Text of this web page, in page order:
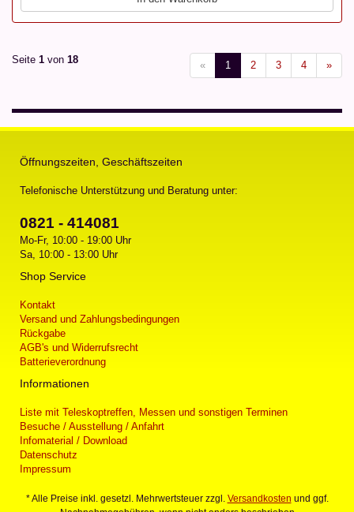
Seite 1 von 18 « 1 2 3 4 »
Öffnungszeiten, Geschäftszeiten
Telefonische Unterstützung und Beratung unter:
0821 - 414081
Mo-Fr, 10:00 - 19:00 Uhr
Sa, 10:00 - 13:00 Uhr
Shop Service
Kontakt
Versand und Zahlungsbedingungen
Rückgabe
AGB's und Widerrufsrecht
Batterieverordnung
Informationen
Liste mit Teleskoptreffen, Messen und sonstigen Terminen
Besuche / Ausstellung / Anfahrt
Infomaterial / Download
Datenschutz
Impressum
* Alle Preise inkl. gesetzl. Mehrwertsteuer zzgl. Versandkosten und ggf.